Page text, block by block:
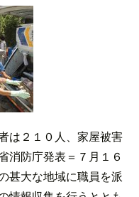
は２１０人、家屋被害
消防庁発表＝７月１６
甚大な地域に職員を派